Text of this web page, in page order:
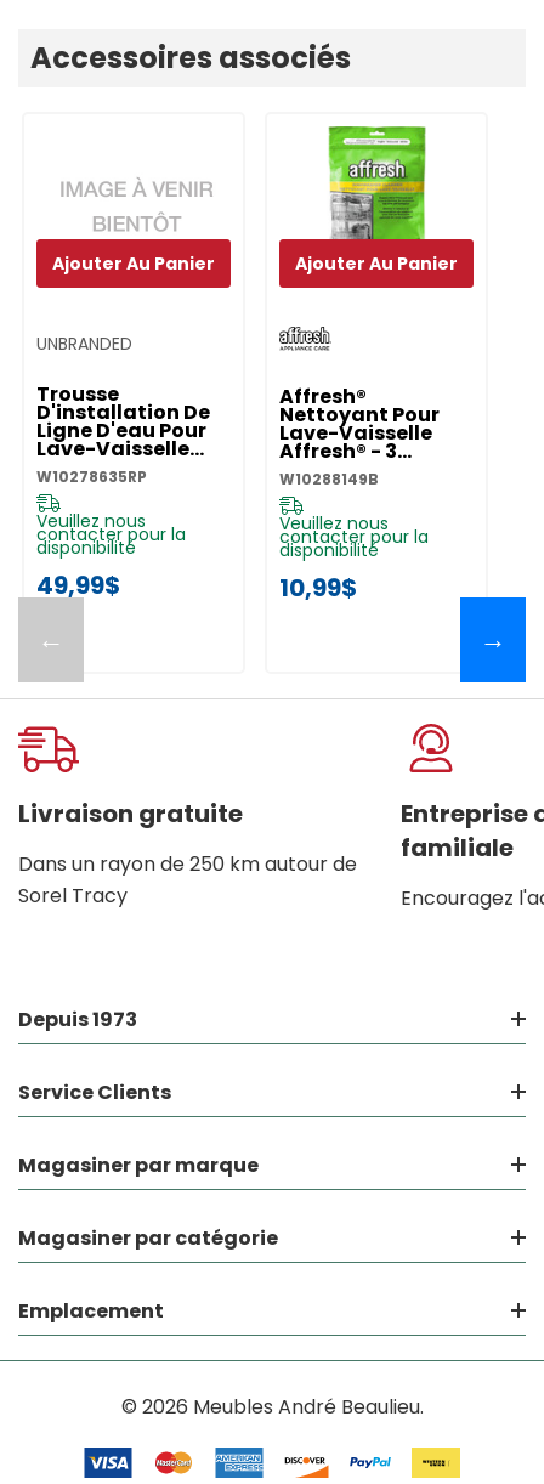
Accessoires associés
←
UNBRANDED
Trousse
D'installation De
Ligne D'eau Pour
Lave-Vaisselle
W10278635RP
W10278635RP
Veuillez nous
contacter pour la
disponibilité
49,99$
Ajouter Au Panier
Affresh®
Nettoyant Pour
Lave-Vaisselle
Affresh® - 3
Pastilles
W10288149B
W10288149B
Veuillez nous
contacter pour la
disponibilité
10,99$
Ajouter Au Panier
→
Livraison gratuite
Dans un rayon de 250 km autour de
Sorel Tracy
Entreprise
familiale
Encouragez
Depuis 1973
Service Clients
Magasiner par marque
Magasiner par catégorie
Emplacement
© 2026 Meubles André Beaulieu.